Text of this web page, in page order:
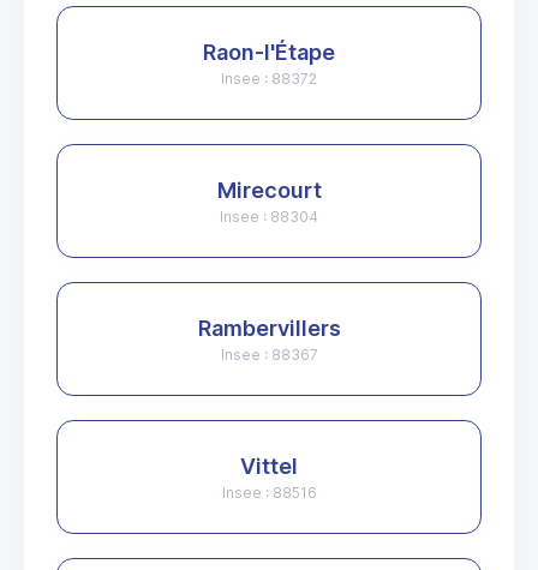
Raon-l'Étape
Insee : 88372
Mirecourt
Insee : 88304
Rambervillers
Insee : 88367
Vittel
Insee : 88516